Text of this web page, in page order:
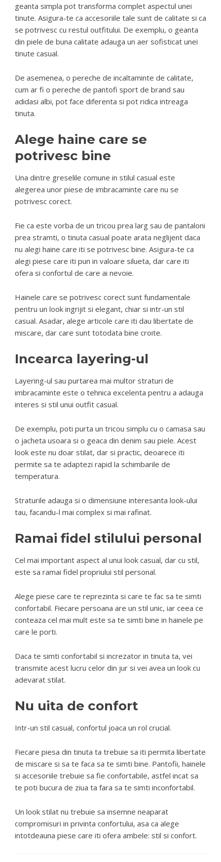
geanta simpla pot transforma complet aspectul unei
tinute. Asigura-te ca accesoriile tale sunt de calitate si ca
se potrivesc cu restul outfitului. De exemplu, o geanta
din piele de buna calitate adauga un aer sofisticat unei
tinute casual.
De asemenea, o pereche de incaltaminte de calitate,
cum ar fi o pereche de pantofi sport de brand sau
adidasi albi, pot face diferenta si pot ridica intreaga
tinuta.
Alege haine care se
potrivesc bine
Una dintre greselile comune in stilul casual este
alegerea unor piese de imbracaminte care nu se
potrivesc corect.
Fie ca este vorba de un tricou prea larg sau de pantaloni
prea stramti, o tinuta casual poate arata neglijent daca
nu alegi haine care iti se potrivesc bine. Asigura-te ca
alegi piese care iti pun in valoare silueta, dar care iti
ofera si confortul de care ai nevoie.
Hainele care se potrivesc corect sunt fundamentale
pentru un look ingrijit si elegant, chiar si intr-un stil
casual. Asadar, alege articole care iti dau libertate de
miscare, dar care sunt totodata bine croite.
Incearca layering-ul
Layering-ul sau purtarea mai multor straturi de
imbracaminte este o tehnica excelenta pentru a adauga
interes si stil unui outfit casual.
De exemplu, poti purta un tricou simplu cu o camasa sau
o jacheta usoara si o geaca din denim sau piele. Acest
look este nu doar stilat, dar si practic, deoarece iti
permite sa te adaptezi rapid la schimbarile de
temperatura.
Straturile adauga si o dimensiune interesanta look-ului
tau, facandu-l mai complex si mai rafinat.
Ramai fidel stilului personal
Cel mai important aspect al unui look casual, dar cu stil,
este sa ramai fidel propriului stil personal.
Alege piese care te reprezinta si care te fac sa te simti
confortabil. Fiecare persoana are un stil unic, iar ceea ce
conteaza cel mai mult este sa te simti bine in hainele pe
care le porti.
Daca te simti confortabil si increzator in tinuta ta, vei
transmite acest lucru celor din jur si vei avea un look cu
adevarat stilat.
Nu uita de confort
Intr-un stil casual, confortul joaca un rol crucial.
Fiecare piesa din tinuta ta trebuie sa iti permita libertate
de miscare si sa te faca sa te simti bine. Pantofii, hainele
si accesoriile trebuie sa fie confortabile, astfel incat sa
te poti bucura de ziua ta fara sa te simti inconfortabil.
Un look stilat nu trebuie sa insemne neaparat
compromisuri in privinta confortului, asa ca alege
intotdeauna piese care iti ofera ambele: stil si confort.